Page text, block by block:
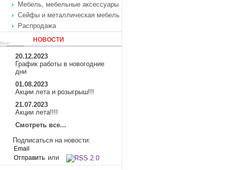
Мебель, мебельные аксессуары
Сейфы и металлическая мебель
Распродажа
НОВОСТИ
20.12.2023
График работы в новогодние
дни
01.08.2023
Акции лета и розыгрыш!!!
21.07.2023
Акции лета!!!!
Смотреть все...
Подписаться на новости:
или